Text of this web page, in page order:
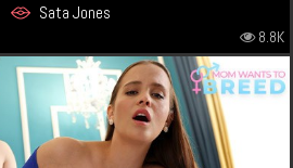
Sata Jones
8.8K